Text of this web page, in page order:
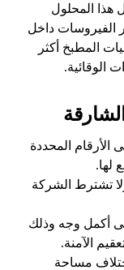
هذا المحلول
الفيروسات داخل
المطبخ أكثر
الوقائية.
الأرقام المحددة
لها.
تشترط الشركة
أكمل وجه وذلك
الآمنة.
مساحة